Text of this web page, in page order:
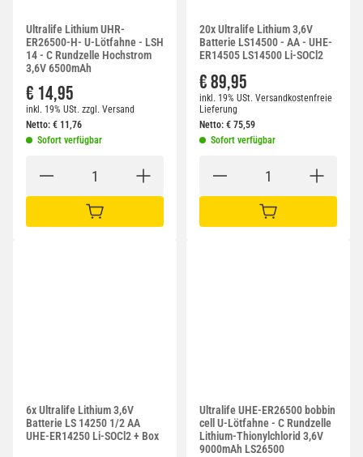
Ultralife Lithium UHR-
ER26500-H- U-Lötfahne - LSH
14 - C Rundzelle Hochstrom
3,6V 6500mAh
€ 14,95
inkl. 19% USt. zzgl. Versand
Netto: € 11,76
Sofort verfügbar
IN DEN WARENKORB
20x Ultralife Lithium 3,6V
Batterie LS14500 - AA - UHE-
ER14505 LS14500 Li-SOCl2
€ 89,95
inkl. 19% USt. Versandkostenfreie
Lieferung
Netto: € 75,59
Sofort verfügbar
IN DEN WARENKORB
6x Ultralife Lithium 3,6V
Batterie LS 14250 1/2 AA
UHE-ER14250 Li-SOCl2 + Box
Ultralife UHE-ER26500 bobbin
cell U-Lötfahne - C Rundzelle
Lithium-Thionylchlorid 3,6V
9000mAh LS26500